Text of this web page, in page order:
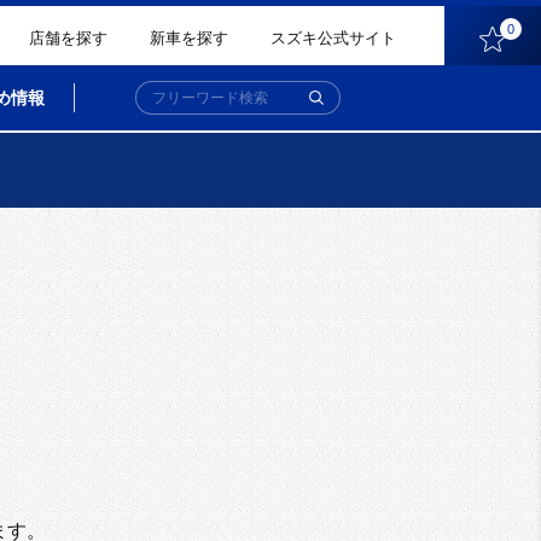
店舗を探す 新車を探す スズキ公式サイト 0
情報
す。